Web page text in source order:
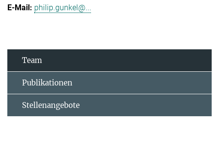
philip.gunkel@...
Team
Publikationen
Stellenangebote